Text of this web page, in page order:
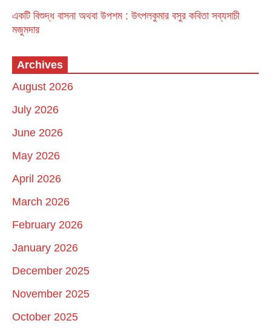
একটি বিশুদ্ধ বাসনা অথবা উপশম : উৎপলকুমার বসুর কবিতা সব্যসাচী
মজুমদার
Archives
August 2026
July 2026
June 2026
May 2026
April 2026
March 2026
February 2026
January 2026
December 2025
November 2025
October 2025